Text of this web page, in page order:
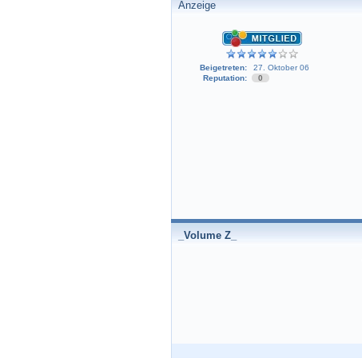
Anzeige
Beigetreten:
27. Oktober 06
Reputation:
0
_Volume Z_